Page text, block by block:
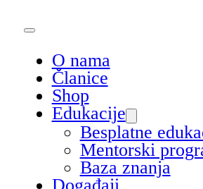
O nama
Članice
Shop
Edukacije
Besplatne
Mentorski
Baza znanja